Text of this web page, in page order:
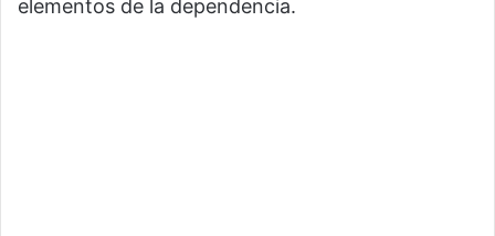
elementos de la dependencia.